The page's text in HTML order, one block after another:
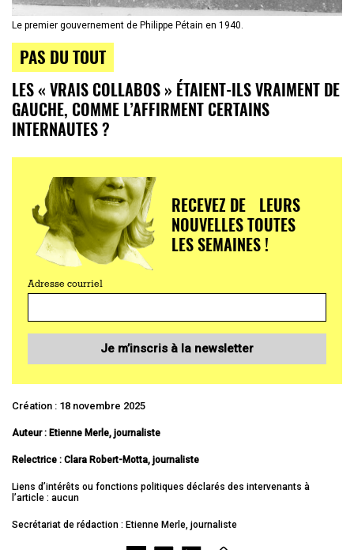
Le premier gouvernement de Philippe Pétain en 1940.
PAS DU TOUT
LES « VRAIS COLLABOS » ÉTAIENT-ILS VRAIMENT DE
GAUCHE, COMME L’AFFIRMENT CERTAINS
INTERNAUTES ?
RECEVEZ DE LEURS
NOUVELLES TOUTES
LES SEMAINES !
Adresse courriel
Je m’inscris à la newsletter
Création : 18 novembre 2025
Auteur : Etienne Merle, journaliste
Relectrice : Clara Robert-Motta, journaliste
Liens d’intérêts ou fonctions politiques déclarés des intervenants à
l’article : aucun
Secrétariat de rédaction : Etienne Merle, journaliste